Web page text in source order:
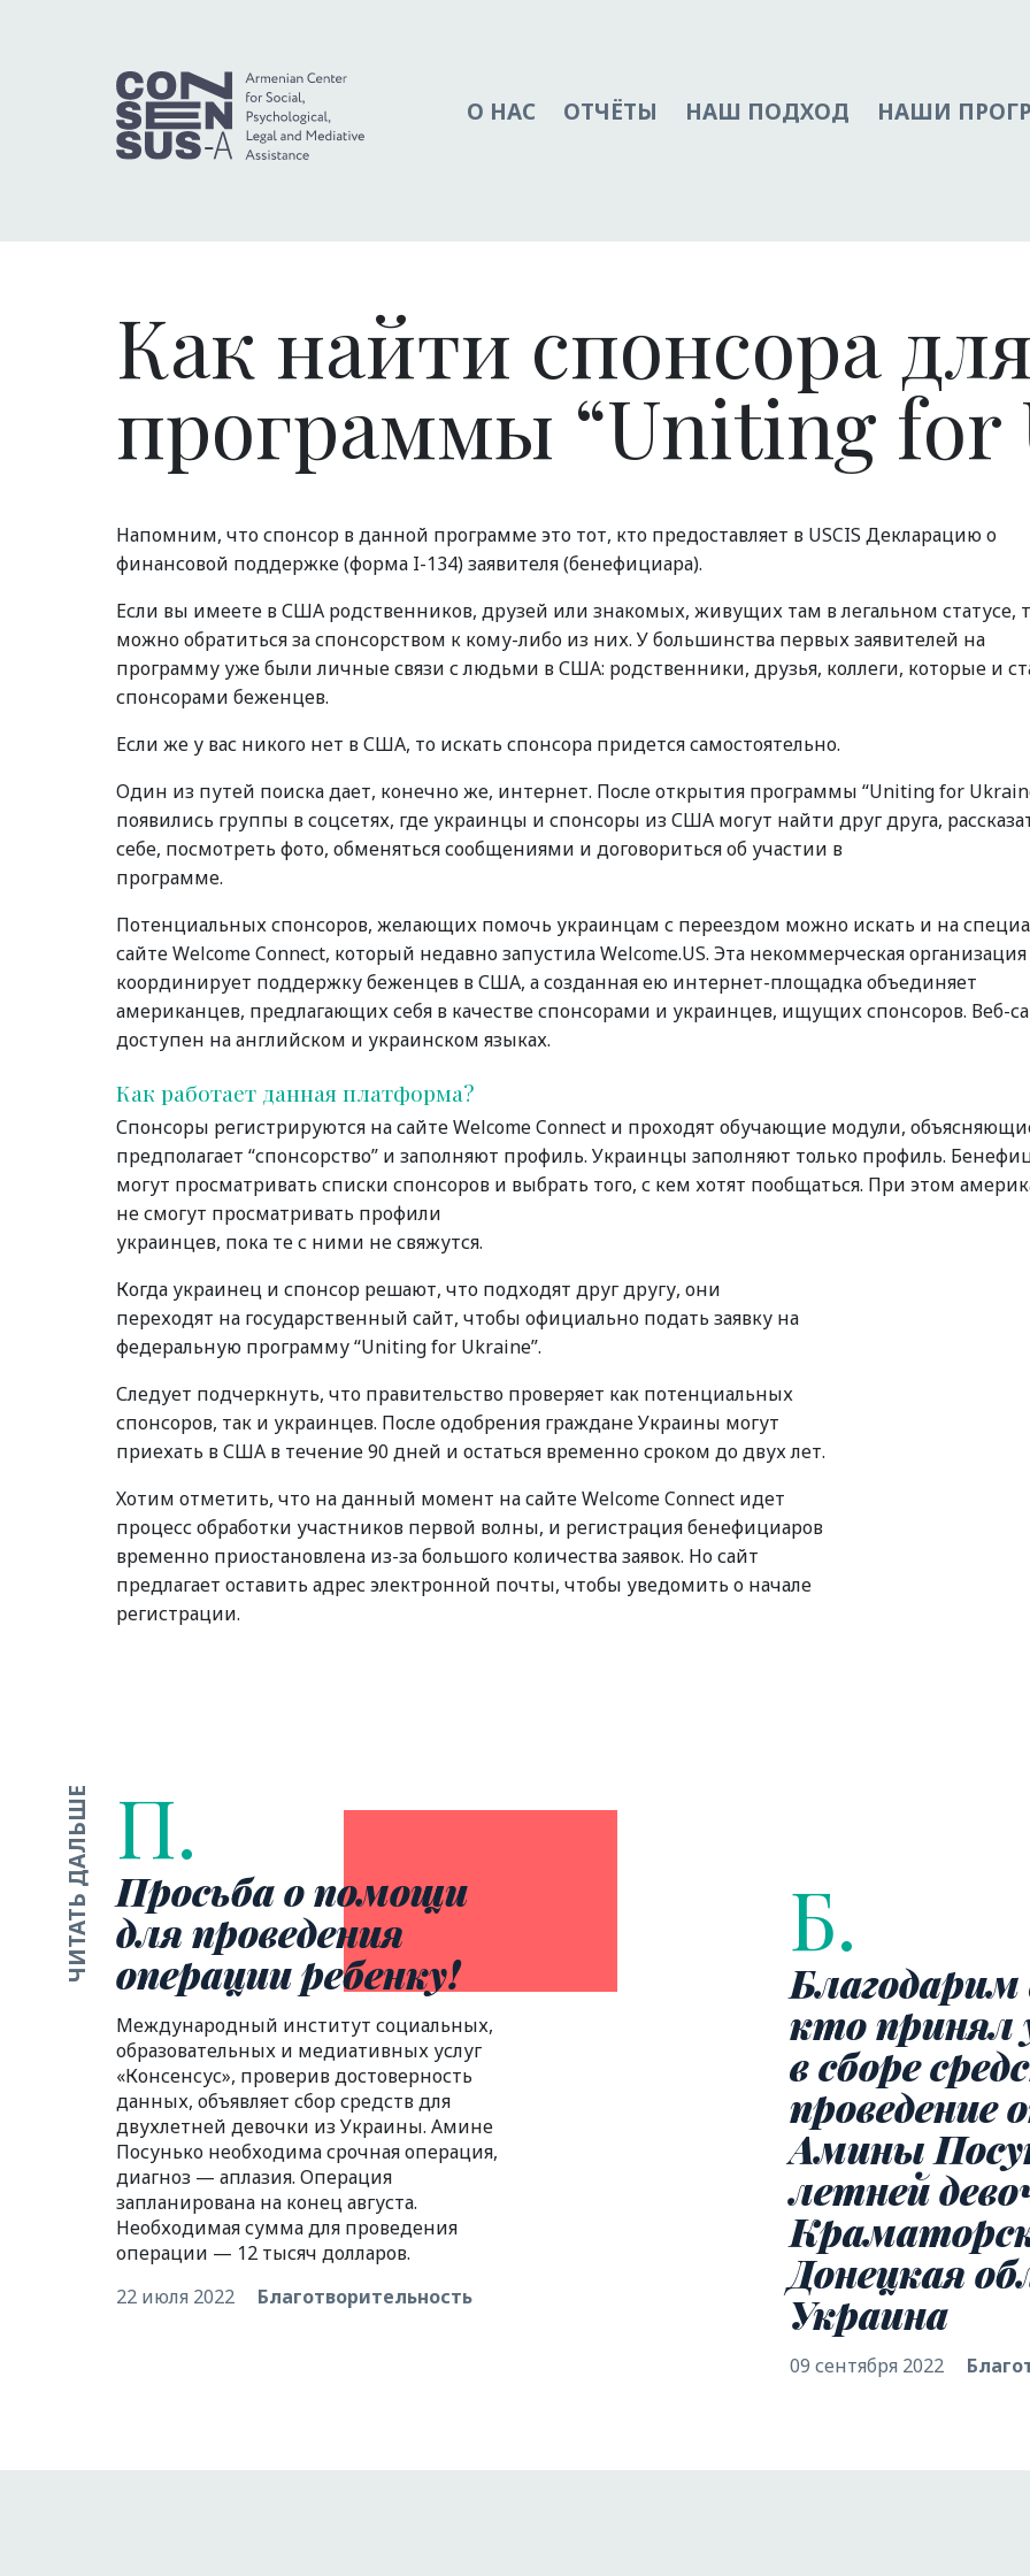
О НАС ОТЧЁТЫ НАШ ПОДХОД НАШИ
Как найти спонсора для
программы “Uniting for
Напомним, что спонсор в данной программе это тот, кто предоставляет в USCIS Декларацию о
финансовой поддержке (форма I-134) заявителя (бенефициара).
Если вы имеете в США родственников, друзей или знакомых, живущих там в легальном статусе,
можно обратиться за спонсорством к кому-либо из них. У большинства первых заявителей на
программу уже были личные связи с людьми в США: родственники, друзья, коллеги, которые и
спонсорами беженцев.
Если же у вас никого нет в США, то искать спонсора придется самостоятельно.
Один из путей поиска дает, конечно же, интернет. После открытия программы “Uniting for
появились группы в соцсетях, где украинцы и спонсоры из США могут найти друг друга,
себе, посмотреть фото, обменяться сообщениями и договориться об участии в
программе.
Потенциальных спонсоров, желающих помочь украинцам с переездом можно искать и на
сайте Welcome Connect, который недавно запустила Welcome.US. Эта некоммерческая организация
координирует поддержку беженцев в США, а созданная ею интернет-площадка объединяет
американцев, предлагающих себя в качестве спонсорами и украинцев, ищущих спонсоров. Веб-
доступен на английском и украинском языках.
Как работает данная платформа?
Спонсоры регистрируются на сайте Welcome Connect и проходят обучающие модули,
предполагает “спонсорство” и заполняют профиль. Украинцы заполняют только профиль.
могут просматривать списки спонсоров и выбрать того, с кем хотят пообщаться. При этом
не смогут просматривать профили
украинцев, пока те с ними не свяжутся.
Когда украинец и спонсор решают, что подходят друг другу, они
переходят на государственный сайт, чтобы официально подать заявку на
федеральную программу “Uniting for Ukraine”.
Следует подчеркнуть, что правительство проверяет как потенциальных
спонсоров, так и украинцев. После одобрения граждане Украины могут
приехать в США в течение 90 дней и остаться временно сроком до двух лет.
Хотим отметить, что на данный момент на сайте Welcome Connect идет
процесс обработки участников первой волны, и регистрация бенефициаров
временно приостановлена из-за большого количества заявок. Но сайт
предлагает оставить адрес электронной почты, чтобы уведомить о начале
регистрации.
ЧИТАТЬ ДАЛЬШЕ П.
Просьба о помощи
для проведения
операции ребенку!
Международный институт социальных,
образовательных и медиативных услуг
«Консенсус», проверив достоверность
данных, объявляет сбор средств для
двухлетней девочки из Украины. Амине
Посунько необходима срочная операция,
диагноз — аплазия. Операция
запланирована на конец августа.
Необходимая сумма для проведения
операции — 12 тысяч долларов.
22 июля 2022
Благотворительность
Б.
Благодарим
кто принял
в сборе
проведение
Амины
летней
Донецкая
Украина
09 сентября 2022